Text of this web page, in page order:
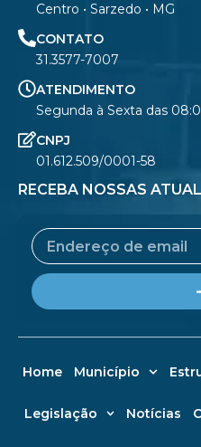
Centro • Sarzedo • MG
CONTATO
31.3577-7007
ATENDIMENTO
Segunda à Sexta das
CNPJ
01.612.509/0001-58
RECEBA NOSSAS
Email
Home Município
Legislação Notícias